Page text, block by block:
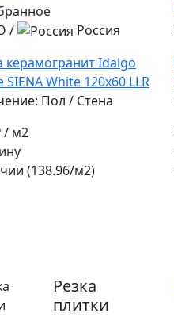
/
Россия
керамогранит Idalgo
SIENA White 120x60 LLR
Пол / Стена
/ м2
(138.96/м2)
Резка
плитки